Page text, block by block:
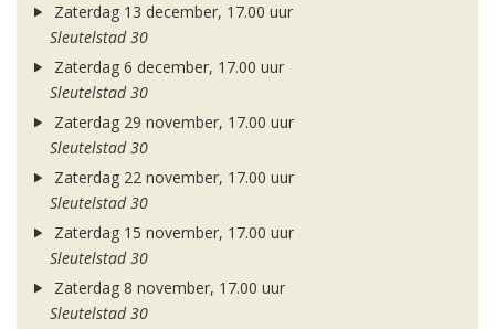
Zaterdag 13 december, 17.00 uur
Sleutelstad 30
Zaterdag 6 december, 17.00 uur
Sleutelstad 30
Zaterdag 29 november, 17.00 uur
Sleutelstad 30
Zaterdag 22 november, 17.00 uur
Sleutelstad 30
Zaterdag 15 november, 17.00 uur
Sleutelstad 30
Zaterdag 8 november, 17.00 uur
Sleutelstad 30